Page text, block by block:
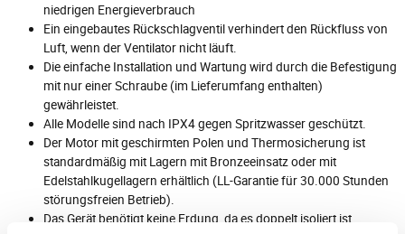
niedrigen Energieverbrauch
Ein eingebautes Rückschlagventil verhindert den Rückfluss von
Luft, wenn der Ventilator nicht läuft.
Die einfache Installation und Wartung wird durch die Befestigung
mit nur einer Schraube (im Lieferumfang enthalten)
gewährleistet.
Alle Modelle sind nach IPX4 gegen Spritzwasser geschützt.
Der Motor mit geschirmten Polen und Thermosicherung ist
standardmäßig mit Lagern mit Bronzeeinsatz oder mit
Edelstahlkugellagern erhältlich (LL-Garantie für 30.000 Stunden
störungsfreien Betrieb).
Das Gerät benötigt keine Erdung, da es doppelt isoliert ist.